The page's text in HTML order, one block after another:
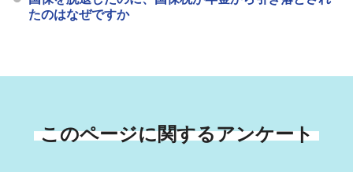
たのはなぜですか
このページに関するアンケート